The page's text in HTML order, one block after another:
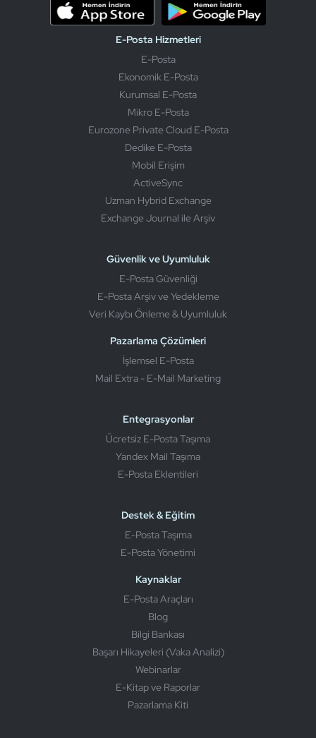
E-Posta Hizmetleri
E-Posta
Ekonomik E-Posta
Kurumsal E-Posta
Mikro E-Posta
Eurozone Private Cloud E-Posta
Dedike E-Posta
Mobil Erişim
ActiveSync
Uzman Hybrid Exchange
Exchange Journal ile Arşiv
Güvenlik ve Uyumluluk
E-Posta Güvenliği
E-Posta Arşiv ve Yedekleme
Veri Kaybı Önleme & Uyumluluk
Pazarlama Çözümleri
İşlemsel E-Posta
Mail Extra - E-Mail Marketing
Entegrasyonlar
Ücretsiz E-Posta Taşıma
Yandex Mail Taşıma
E-Posta Eklentileri
Destek & Eğitim
E-Posta Taşıma
E-Posta Yönetimi
Kaynaklar
E-Posta Araçları
Blog
Bilgi Bankası
Başarı Hikayeleri (Vaka Analizi)
Webinarlar
E-Kitap ve Raporlar
Pazarlama Kiti